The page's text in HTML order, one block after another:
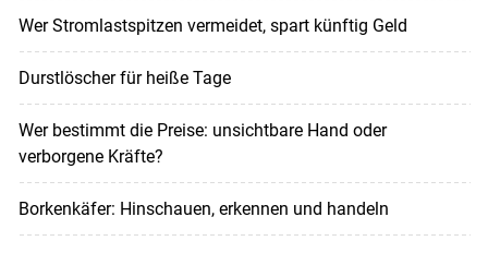
Wer Stromlastspitzen vermeidet, spart künftig Geld
Durstlöscher für heiße Tage
Wer bestimmt die Preise: unsichtbare Hand oder
verborgene Kräfte?
Borkenkäfer: Hinschauen, erkennen und handeln